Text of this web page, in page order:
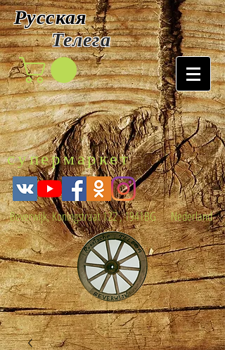
Русская
Телега
супермаркет
Beverwijk, Koningstraat 122 , 1941BG Nederland